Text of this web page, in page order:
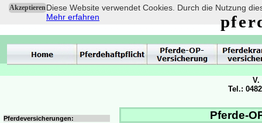
AkzeptierenDiese Website verwendet Cookies. Durch die Nutzung
Mehr erfahren
Pferde-
Pferdeversicherungen:
V.
Tel.: